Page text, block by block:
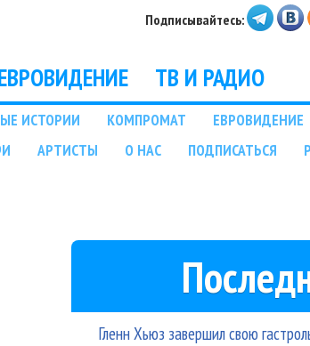
Подписывайтесь:
ТВ И РАДИО
ИСТОРИИ КОМПРОМАТ ЕВРОВИДЕНИЕ
АРТИСТЫ О НАС ПОДПИСАТЬСЯ
Гленн Хьюз завершил свою